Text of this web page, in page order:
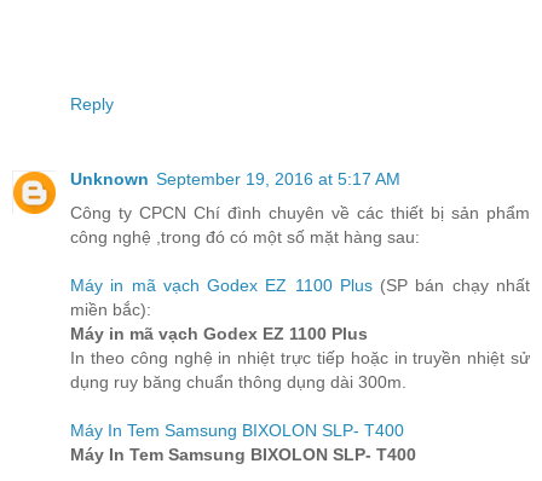
Reply
Unknown September 19, 2016 at 5:17 AM
Công ty CPCN Chí đình chuyên về các thiết bị sản phẩm
công nghệ ,trong đó có một số mặt hàng sau:
Máy in mã vạch Godex EZ 1100 Plus(SP bán chạy nhất
miền bắc):
Máy in mã vạch Godex EZ 1100 Plus
In theo công nghệ in nhiệt trực tiếp hoặc in truyền nhiệt sử
dụng ruy băng chuẩn thông dụng dài 300m.
Máy In Tem Samsung BIXOLON SLP- T400
Máy In Tem Samsung BIXOLON SLP- T400